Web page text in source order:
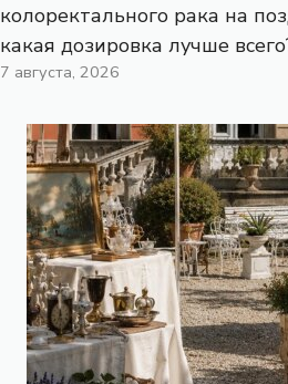
колоректального рака на
какая дозировка лучше
7 августа, 2026